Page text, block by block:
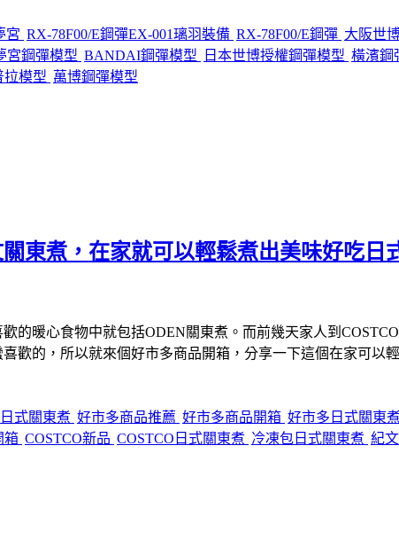
宮 RX-78F00/E鋼彈EX-001璃羽裝備 RX-78F00/E鋼彈 大阪世
宮鋼彈模型 BANDAI鋼彈模型 日本世博授權鋼彈模型 橫濱鋼
拉模型 萬博鋼彈模型
關東煮，在家就可以輕鬆煮出美味好吃日
的暖心食物中就包括ODEN關東煮。而前幾天家人到
歡的，所以就來個好市多商品開箱，分享一下這個在家可以
日式關東煮 好市多商品推薦 好市多商品開箱 好市多日式關東
箱 COSTCO新品 COSTCO日式關東煮 冷凍包日式關東煮 紀